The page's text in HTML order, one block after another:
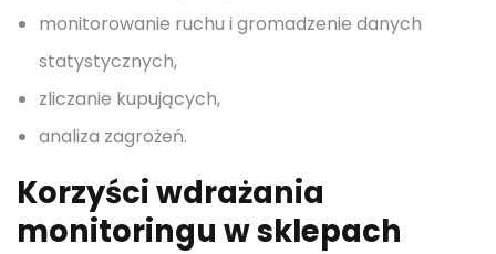
monitorowanie ruchu i gromadzenie danych
statystycznych,
zliczanie kupujących,
analiza zagrożeń.
Korzyści wdrażania
monitoringu w sklepach